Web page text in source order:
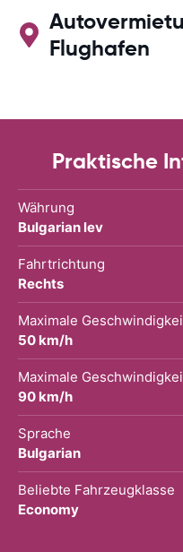
Flughafen
Praktische
Währung
Bulgarian lev
Fahrtrichtung
Rechts
Maximale
50 km/h
Maximale
90 km/h
Sprache
Bulgarian
Beliebte Fahrzeugklasse
Economy